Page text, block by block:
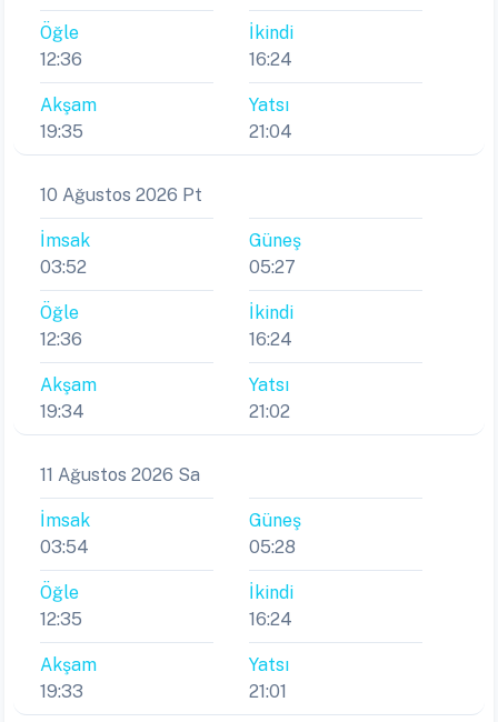
Öğle
12:36
İkindi
16:24
Akşam
19:35
Yatsı
21:04
10 Ağustos 2026 Pt
İmsak
03:52
Güneş
05:27
Öğle
12:36
İkindi
16:24
Akşam
19:34
Yatsı
21:02
11 Ağustos 2026 Sa
İmsak
03:54
Güneş
05:28
Öğle
12:35
İkindi
16:24
Akşam
19:33
Yatsı
21:01